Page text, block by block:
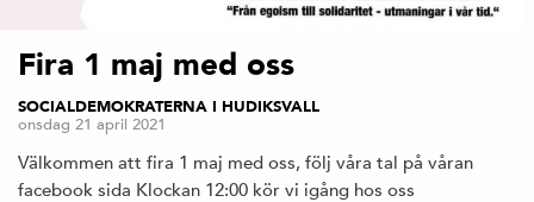
Fira 1 maj med oss
SOCIALDEMOKRATERNA I HUDIKSVALL
onsdag 21 april 2021
Välkommen att fira 1 maj med oss, följ våra tal på våran
facebook sida Klockan 12:00 kör vi igång hos oss